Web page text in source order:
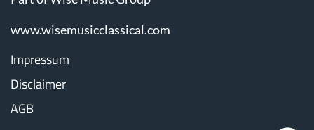
www.wisemusicclassical.com
Impressum
Disclaimer
AGB